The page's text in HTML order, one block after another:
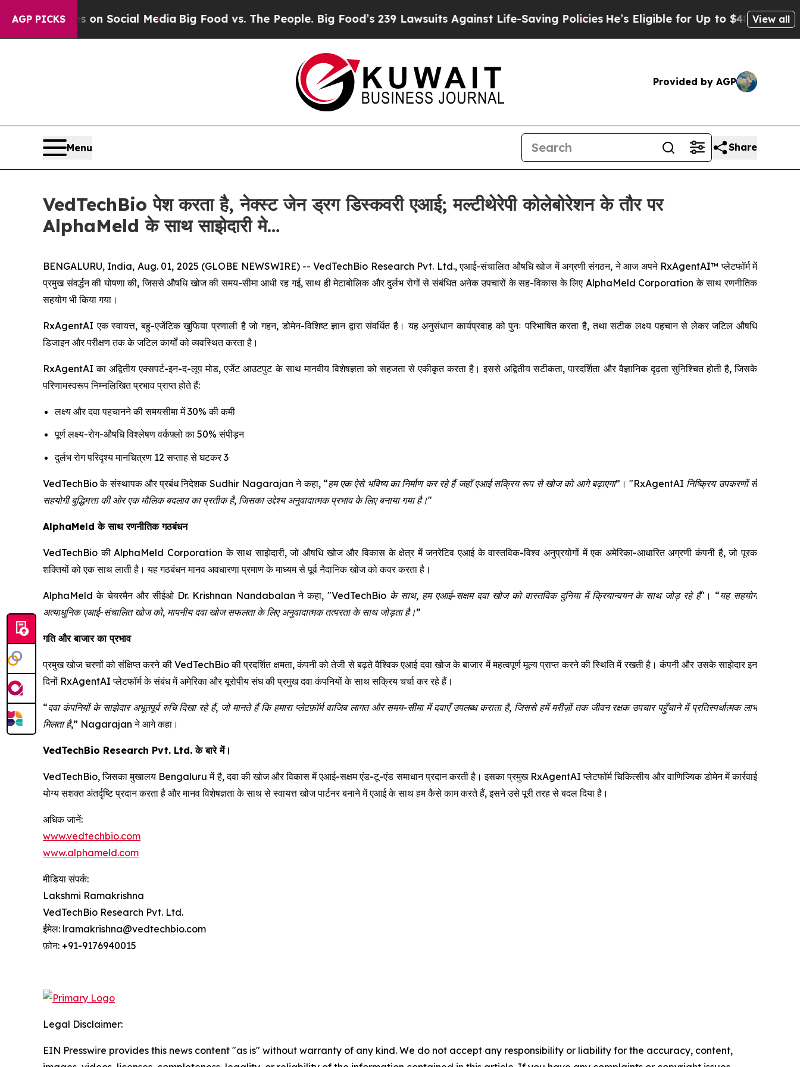
AGP PICKSon Social Media Big Food vs. The People. Big Food’s 239 Lawsuits Against Life-Saving PoliciesHe’s Eligible for Up to $480,000 After
View all
Provided by AGP
Menu Share
VedTechBio पेश करता है, नेक्स्ट जेन ड्रग डिस्कवरी एआई; मल्टीथेरेपी कोलेबोरेशन के तौर पर
AlphaMeld के साथ साझेदारी मे…
BENGALURU, India, Aug. 01, 2025 (GLOBE NEWSWIRE) -- VedTechBio Research Pvt. Ltd., एआई-संचालित औषधि खोज में अग्रणी संगठन, ने आज अपने RxAgentAI™ प्लेटफॉर्म में
प्रमुख संवर्द्धन की घोषणा की, जिससे औषधि खोज की समय-सीमा आधी रह गई, साथ ही मेटाबोलिक और दुर्लभ रोगों से संबंधित अनेक उपचारों के सह-विकास के लिए AlphaMeld Corporation के साथ रणनीतिक
सहयोग भी किया गया।
RxAgentAI एक स्वायत्त, बहु-एजेंटिक खुफिया प्रणाली है जो गहन, डोमेन-विशिष्ट ज्ञान द्वारा संवर्धित है। यह अनुसंधान कार्यप्रवाह को पुनः परिभाषित करता है, तथा सटीक लक्ष्य पहचान से लेकर जटिल औषधि
डिजाइन और परीक्षण तक के जटिल कार्यों को व्यवस्थित करता है।
RxAgentAI का अद्वितीय एक्सपर्ट-इन-द-लूप मोड, एजेंट आउटपुट के साथ मानवीय विशेषज्ञता को सहजता से एकीकृत करता है। इससे अद्वितीय सटीकता, पारदर्शिता और वैज्ञानिक दृढ़ता सुनिश्चित होती है, जिसके
परिणामस्वरूप निम्नलिखित प्रभाव प्राप्त होते हैं:
लक्ष्य और दवा पहचानने की समयसीमा में 30% की कमी
पूर्ण लक्ष्य-रोग-औषधि विश्लेषण वर्कफ़्लो का 50% संपीड़न
दुर्लभ रोग परिदृश्य मानचित्रण 12 सप्ताह से घटकर 3
VedTechBio के संस्थापक और प्रबंध निदेशक Sudhir Nagarajan ने कहा, “हम एक ऐसे भविष्य का निर्माण कर रहे हैं जहाँ एआई सक्रिय रूप से खोज को आगे बढ़ाएगा” ।"RxAgentAI निष्क्रिय उपकरणों से
सहयोगी बुद्धिमत्ता की ओर एक मौलिक बदलाव का प्रतीक है, जिसका उद्देश्य अनुवादात्मक प्रभाव के लिए बनाया गया है।"
AlphaMeld के साथ रणनीतिक गठबंधन
VedTechBio की AlphaMeld Corporation के साथ साझेदारी, जो औषधि खोज और विकास के क्षेत्र में जनरेटिव एआई के वास्तविक-विश्व अनुप्रयोगों में एक अमेरिका-आधारित अग्रणी कंपनी है, जो पूरक
शक्तियों को एक साथ लाती है। यह गठबंधन मानव अवधारणा प्रमाण के माध्यम से पूर्व नैदानिक खोज को कवर करता है।
AlphaMeld के चेयरमैन और सीईओ Dr. Krishnan Nandabalan ने कहा,"VedTechBio के साथ, हम एआई-सक्षम दवा खोज को वास्तविक दुनिया में क्रियान्वयन के साथ जोड़ रहे हैं" । “यह सहयोग
अत्याधुनिक एआई-संचालित खोज को, मापनीय दवा खोज सफलता के लिए अनुवादात्मक तत्परता के साथ जोड़ता है।”
गति और बाजार का प्रभाव
प्रमुख खोज चरणों को संक्षिप्त करने की VedTechBio की प्रदर्शित क्षमता, कंपनी को तेजी से बढ़ते वैश्विक एआई दवा खोज के बाजार में महत्वपूर्ण मूल्य प्राप्त करने की स्थिति में रखती है। कंपनी और उसके साझेदार इन
दिनों RxAgentAI प्लेटफॉर्म के संबंध में अमेरिका और यूरोपीय संघ की प्रमुख दवा कंपनियों के साथ सक्रिय चर्चा कर रहे हैं।
“दवा कंपनियों के साझेदार अभूतपूर्व रुचि दिखा रहे हैं, जो मानते हैं कि हमारा प्लेटफ़ॉर्म वाजिब लागत और समय-सीमा में दवाएँ उपलब्ध कराता है, जिससे हमें मरीज़ों तक जीवन रक्षक उपचार पहुँचाने में प्रतिस्पर्धात्मक लाभ
मिलता है,” Nagarajan ने आगे कहा।
VedTechBio Research Pvt. Ltd. के बारे में।
VedTechBio, जिसका मुखालय Bengaluru में है, दवा की खोज और विकास में एआई-सक्षम एंड-टू-एंड समाधान प्रदान करती है। इसका प्रमुख RxAgentAI प्लेटफॉर्म चिकित्सीय और वाणिज्यिक डोमेन में कार्रवाई
योग्य सशक्त अंतर्दृष्टि प्रदान करता है और मानव विशेषज्ञता के साथ से स्वायत्त खोज पार्टनर बनाने में एआई के साथ हम कैसे काम करते हैं, इसने उसे पूरी तरह से बदल दिया है।
अधिक जानें:
www.vedtechbio.com
www.alphameld.com
मीडिया संपर्क:
Lakshmi Ramakrishna
VedTechBio Research Pvt. Ltd.
ईमेल: lramakrishna@vedtechbio.com
फ़ोन: +91-9176940015
Legal Disclaimer:
EIN Presswire provides this news content "as is" without warranty of any kind. We do not accept any responsibility or liability for the accuracy, content,